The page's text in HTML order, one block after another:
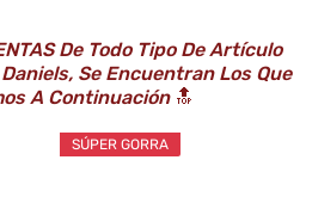
De Todo Tipo De Artículo
Se Encuentran Los Que
A Continuación🔝
SÚPER GORRA